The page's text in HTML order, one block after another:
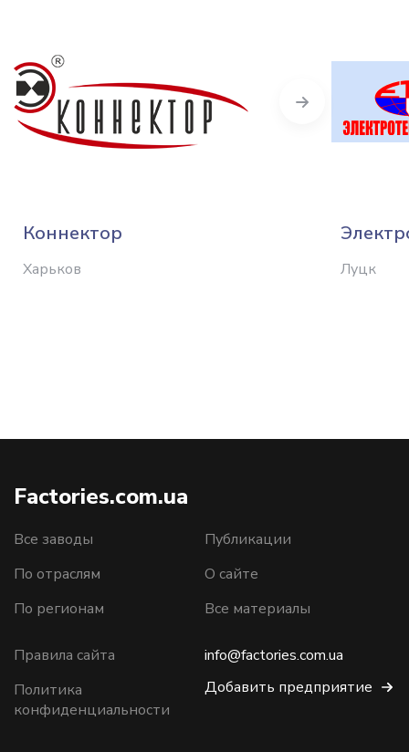
Коннектор
Харьков Луцк
Factories.com.ua
Все заводы
По отраслям
По регионам
Публикации
О сайте
Все материалы
Правила сайта
Политика
конфиденциальности
info@factories.com.ua
Добавить предприятие